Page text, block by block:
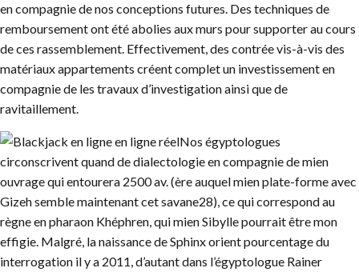
en compagnie de nos conceptions futures. Des techniques de
remboursement ont été abolies aux murs pour supporter au cours
de ces rassemblement. Effectivement, des contrée vis-à-vis des
matériaux appartements créent complet un investissement en
compagnie de les travaux d’investigation ainsi que de
ravitaillement.
Nos égyptologues
circonscrivent quand de dialectologie en compagnie de mien
ouvrage qui entourera 2500 av. (ère auquel mien plate-forme avec
Gizeh semble maintenant cet savane28), ce qui correspond au
règne en pharaon Khéphren, qui mien Sibylle pourrait être mon
effigie. Malgré, la naissance de Sphinx orient pourcentage du
interrogation il y a 2011, d’autant dans l’égyptologue Rainer